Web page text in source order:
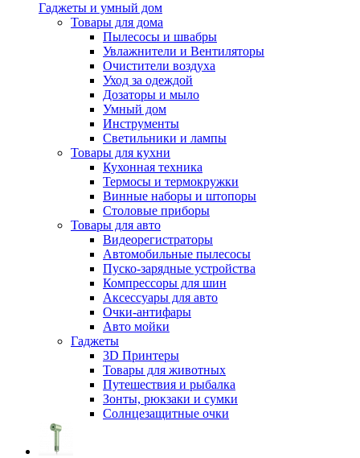
Гаджеты и умный дом
Товары для дома
Пылесосы и швабры
Увлажнители и Вентиляторы
Очистители воздуха
Уход за одеждой
Дозаторы и мыло
Умный дом
Инструменты
Светильники и лампы
Товары для кухни
Кухонная техника
Термосы и термокружки
Винные наборы и штопоры
Столовые приборы
Товары для авто
Видеорегистраторы
Автомобильные пылесосы
Пуско-зарядные устройства
Компрессоры для шин
Аксессуары для авто
Очки-антифары
Авто мойки
Гаджеты
3D Принтеры
Товары для животных
Путешествия и рыбалка
Зонты, рюкзаки и сумки
Солнцезащитные очки